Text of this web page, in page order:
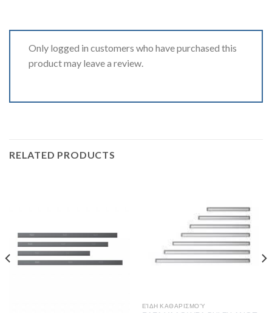
Only logged in customers who have purchased this
product may leave a review.
RELATED PRODUCTS
ΕΊΔΗ ΚΑΘΑΡΙΣΜΟΎ